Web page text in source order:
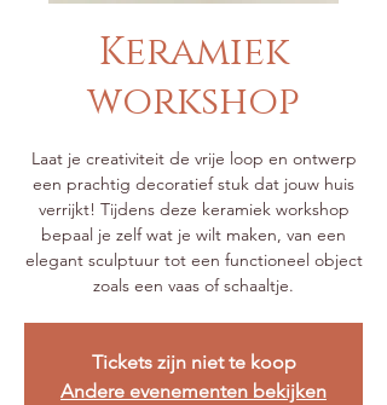
Keramiek
workshop
Laat je creativiteit de vrije loop en ontwerp
een prachtig decoratief stuk dat jouw huis
verrijkt! Tijdens deze keramiek workshop
bepaal je zelf wat je wilt maken, van een
elegant sculptuur tot een functioneel object
zoals een vaas of schaaltje.
Tickets zijn niet te koop
Andere evenementen bekijken